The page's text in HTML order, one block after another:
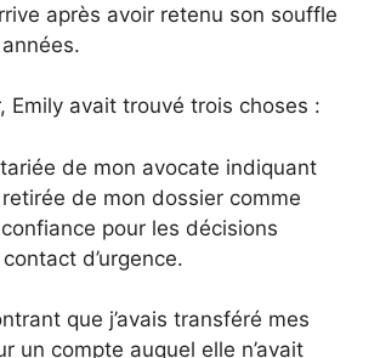
après avoir retenu son souffle
Emily avait trouvé trois choses :
de mon avocate indiquant
retirée de mon dossier comme
pour les décisions
d’urgence.
que j’avais transféré mes
un compte auquel elle n’avait